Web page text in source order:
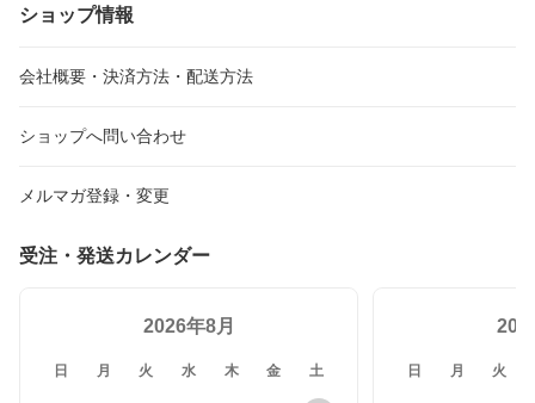
ショップ情報
会社概要・決済方法・配送方法
ショップへ問い合わせ
メルマガ登録・変更
受注・発送カレンダー
2026年8月
日 月 火 水 木 金 土 日 月 火